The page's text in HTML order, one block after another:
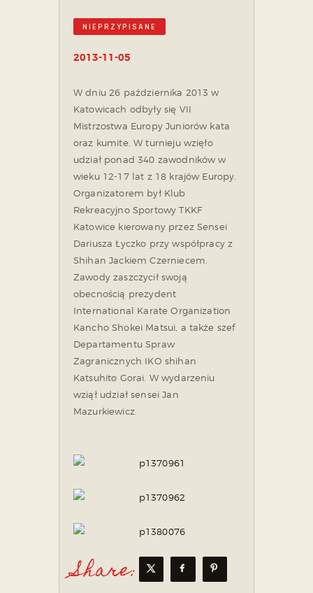
NIEPRZYPISANE
2013-11-05
W dniu 26 października 2013 w
Katowicach odbyły się VII
Mistrzostwa Europy Juniorów kata
oraz kumite. W turnieju wzięło
udział ponad 340 zawodników w
wieku 12-17 lat z 18 krajów Europy.
Organizatorem był Klub
Rekreacyjno Sportowy TKKF
Katowice kierowany przez Sensei
Dariusza Łyczko przy współpracy z
Shihan Jackiem Czerniecem.
Zawody zaszczycił swoją
obecnością prezydent
International Karate Organization
Kancho Shokei Matsui, a także szef
Departamentu Spraw
Zagranicznych IKO shihan
Katsuhito Gorai. W wydarzeniu
wziął udział sensei Jan
Mazurkiewicz.
Share: